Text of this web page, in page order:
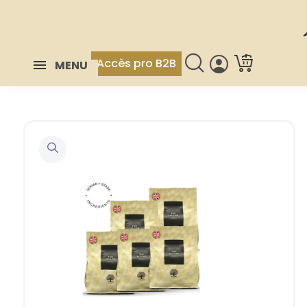
MENU Accès pro B2B